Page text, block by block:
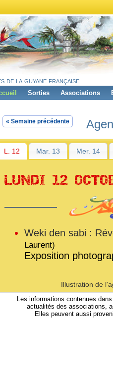
de la guyane française
Sorties Associations
« Semaine précédente
L. 12 Mar. 13 Mer. 14
LUNDI 12
Weki den sabi :
Laurent)
Exposition
Illustration de
Les informations contenues
actualités des associations,
Elles peuvent aussi